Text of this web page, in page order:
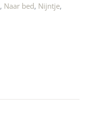
, Naar bed, Nijntje,